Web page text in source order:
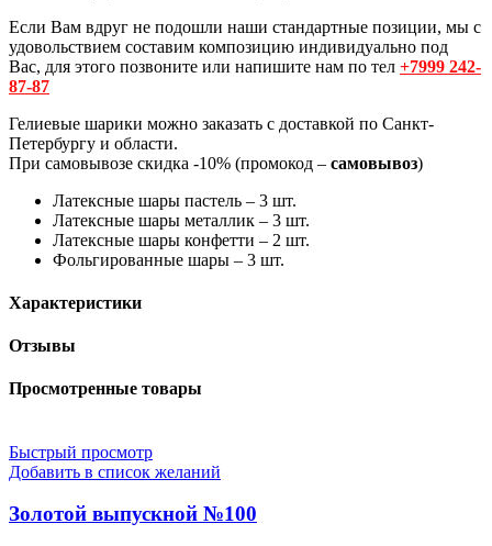
Если Вам вдруг не подошли наши стандартные позиции, мы с
удовольствием составим композицию индивидуально под
Вас, для этого позвоните или напишите нам по тел +7999 242-
87-87
Гелиевые шарики можно заказать с доставкой по Санкт-
Петербургу и области.
При самовывозе скидка -10% (промокод – самовывоз)
Латексные шары пастель – 3 шт.
Латексные шары металлик – 3 шт.
Латексные шары конфетти – 2 шт.
Фольгированные шары – 3 шт.
Характеристики
Отзывы
Просмотренные товары
Быстрый просмотр
Добавить в список желаний
Золотой выпускной №100